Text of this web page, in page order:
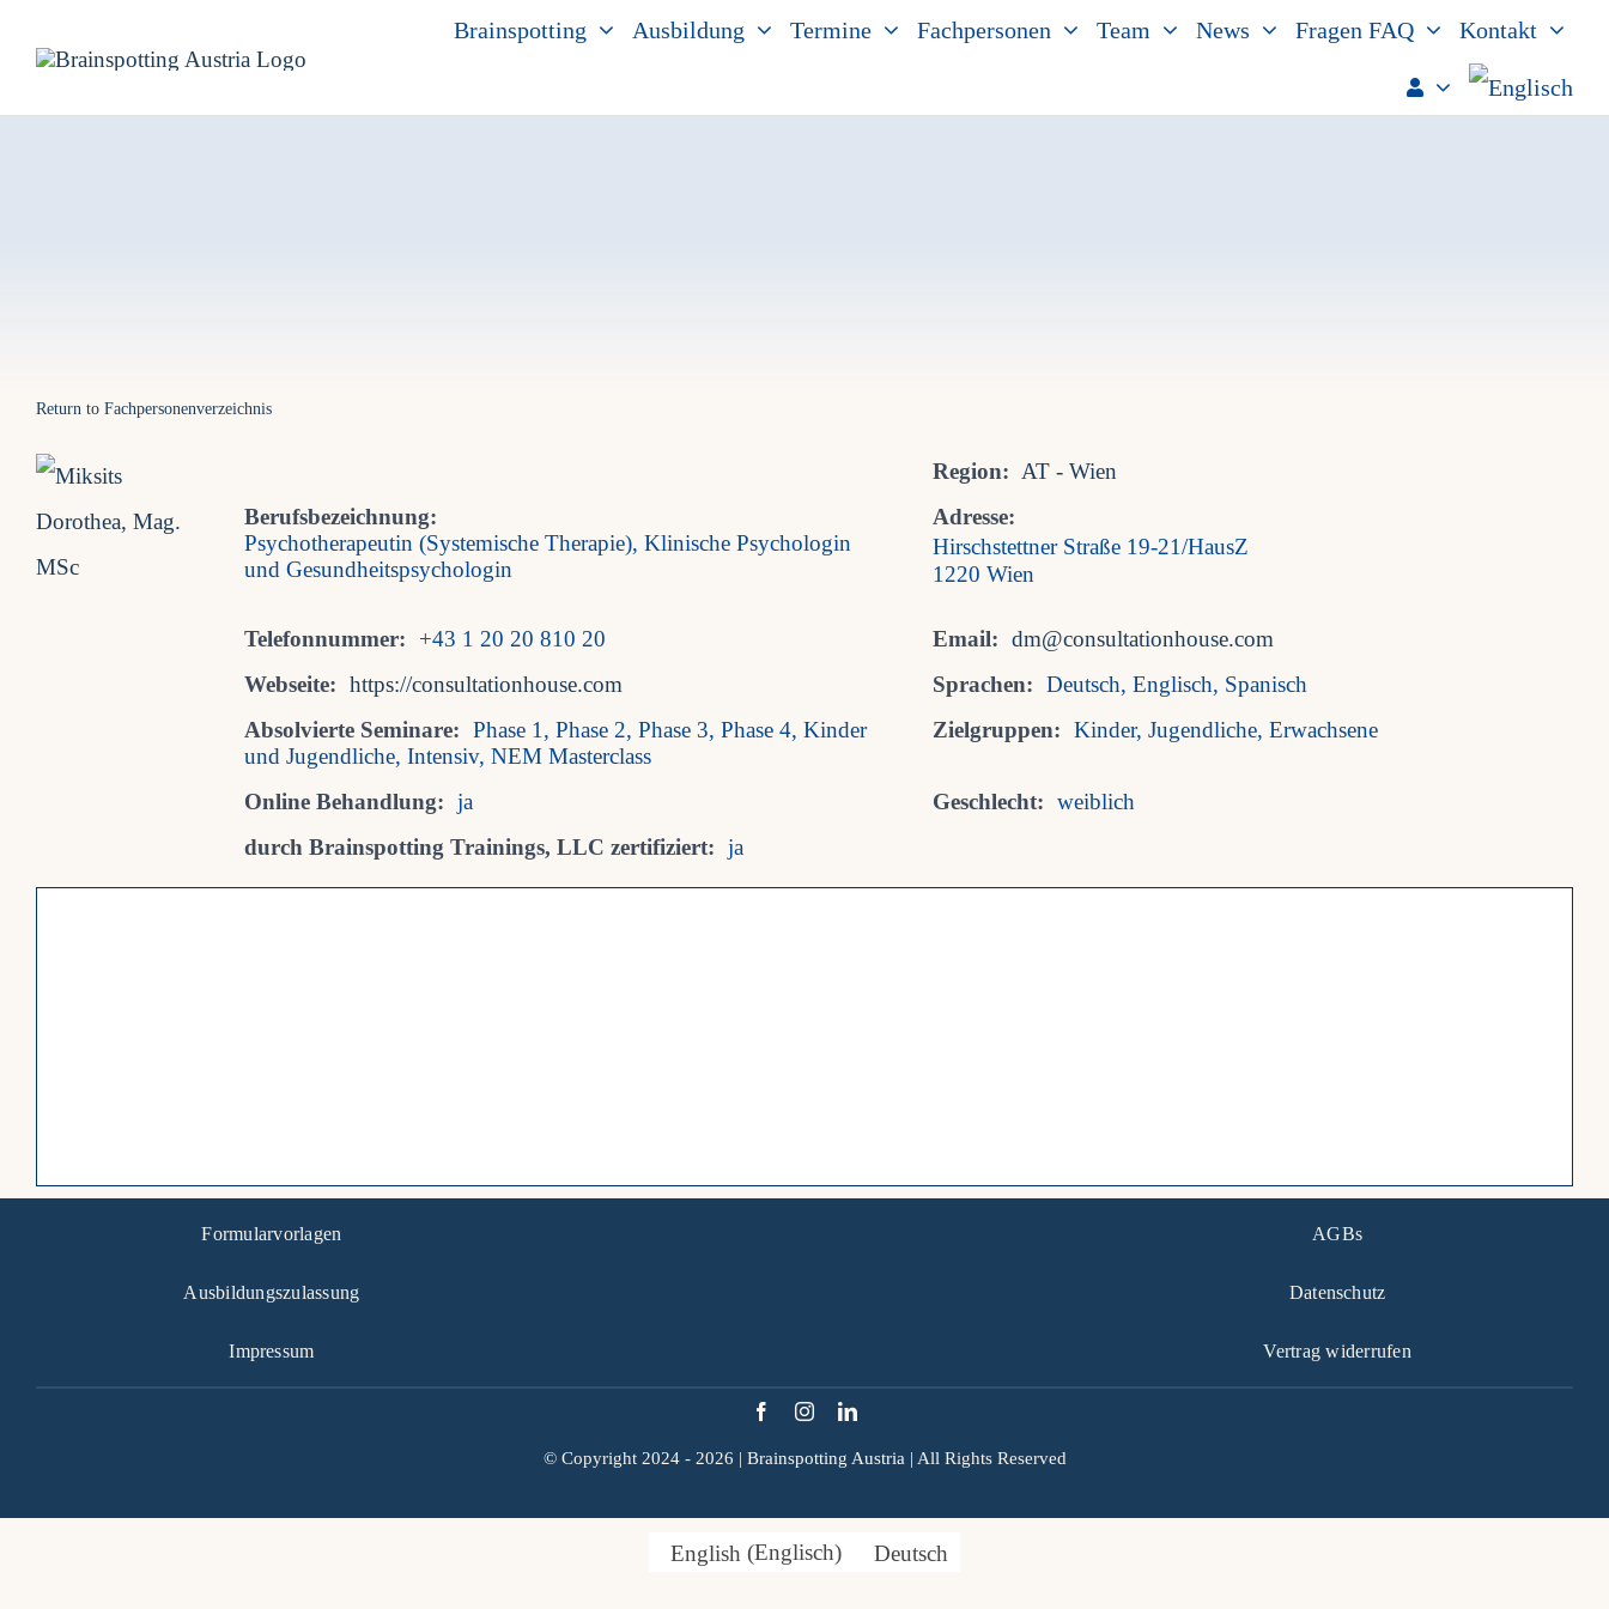
content
Brainspotting Ausbildung Termine Fachpersonen Team News Fragen FAQ Kontakt
Return to Fachpersonenverzeichnis
Region: AT - Wien
Berufsbezeichnung:
Psychotherapeutin (Systemische Therapie), Klinische Psychologin
und Gesundheitspsychologin
Adresse:
Hirschstettner Straße 19-21/HausZ
1220 Wien
Telefonnummer: +43 1 20 20 810 20 Email: dm@consultationhouse.com
Webseite: https://consultationhouse.com Sprachen: Deutsch, Englisch, Spanisch
Absolvierte Seminare: Phase 1, Phase 2, Phase 3, Phase 4, Kinder
und Jugendliche, Intensiv, NEM Masterclass
Zielgruppen: Kinder, Jugendliche, Erwachsene
Online Behandlung: ja Geschlecht: weiblich
durch Brainspotting Trainings, LLC zertifiziert: ja
Formularvorlagen
Ausbildungszulassung
Impressum
AGBs
Datenschutz
Vertrag widerrufen
© Copyright 2024 - 2026 | Brainspotting Austria| All Rights Reserved
English (Englisch) Deutsch